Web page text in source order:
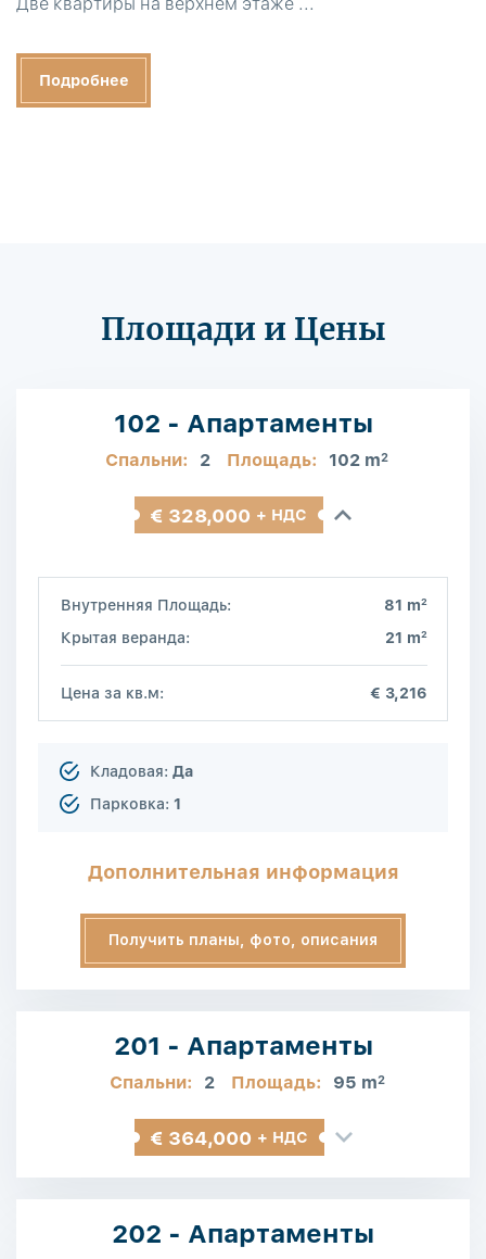
Подробнее
Площади и Цены
102 - Апартаменты
Спальни: 2 Площадь: 102 m2
€ 328,000 + НДС
Внутренняя Площадь: 81 m2
Крытая веранда: 21 m2
Цена за кв.м: € 3,216
Кладовая: Да
Парковка: 1
Дополнительная информация
Получить планы, фото, описания
201 - Апартаменты
Спальни: 2 Площадь: 95 m2
€ 364,000 + НДС
202 - Апартаменты